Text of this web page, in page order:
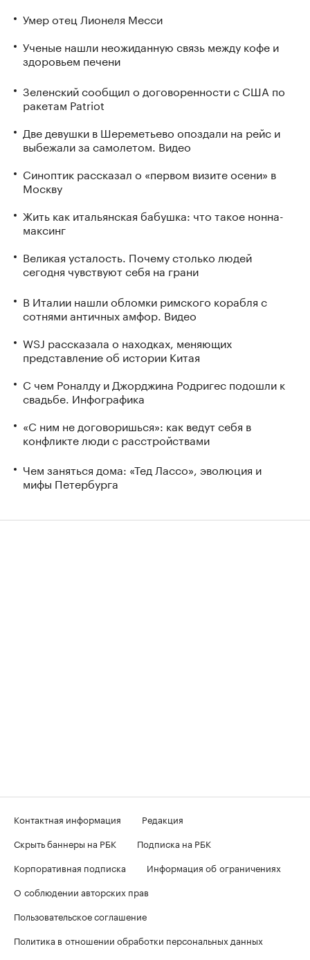
Умер отец Лионеля Месси
Ученые нашли неожиданную связь между кофе и
здоровьем печени
Зеленский сообщил о договоренности с США по
ракетам Patriot
Две девушки в Шереметьево опоздали на рейс и
выбежали за самолетом. Видео
Синоптик рассказал о «первом визите осени» в
Москву
Жить как итальянская бабушка: что такое нонна-
максинг
Великая усталость. Почему столько людей
сегодня чувствуют себя на грани
В Италии нашли обломки римского корабля с
сотнями античных амфор. Видео
WSJ рассказала о находках, меняющих
представление об истории Китая
С чем Роналду и Джорджина Родригес подошли к
свадьбе. Инфографика
«С ним не договоришься»: как ведут себя в
конфликте люди с расстройствами
Чем заняться дома: «Тед Лассо», эволюция и
мифы Петербурга
Контактная информация
Редакция
Скрыть баннеры на РБК
Подписка на РБК
Корпоративная подписка
Информация об ограничениях
О соблюдении авторских прав
Пользовательское соглашение
Политика в отношении обработки персональных данных